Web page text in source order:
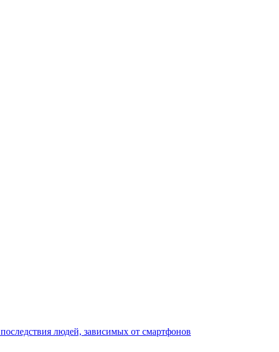
людей, зависимых от смартфонов